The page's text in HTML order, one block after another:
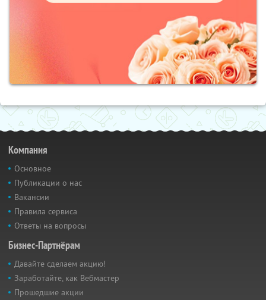
Компания
Основное
Публикации о нас
Вакансии
Правила сервиса
Ответы на вопросы
Бизнес-Партнёрам
Давайте сделаем акцию!
Заработайте, как Вебмастер
Прошедшие акции